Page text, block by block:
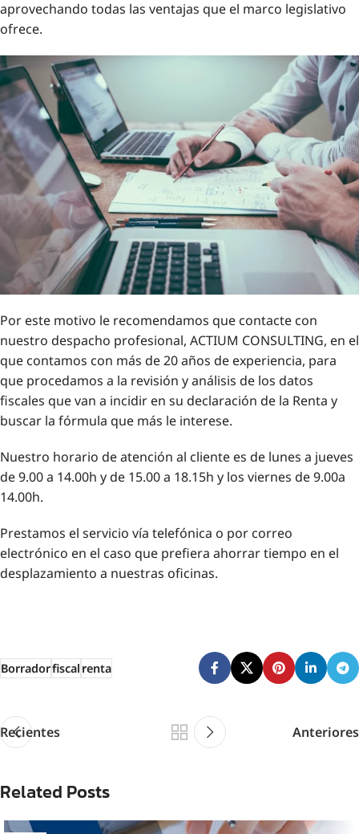
aprovechando todas las ventajas que el marco legislativo
ofrece.
Por este motivo le recomendamos que contacte con
nuestro despacho profesional, ACTIUM CONSULTING, en el
que contamos con más de 20 años de experiencia, para
que procedamos a la revisión y análisis de los datos
fiscales que van a incidir en su declaración de la Renta y
buscar la fórmula que más le interese.
Nuestro horario de atención al cliente es de lunes a jueves
de 9.00 a 14.00h y de 15.00 a 18.15h y los viernes de 9.00a
14.00h.
Prestamos el servicio vía telefónica o por correo
electrónico en el caso que prefiera ahorrar tiempo en el
desplazamiento a nuestras oficinas.
Borradorfiscalrenta
Recientes Anteriores
Related Posts